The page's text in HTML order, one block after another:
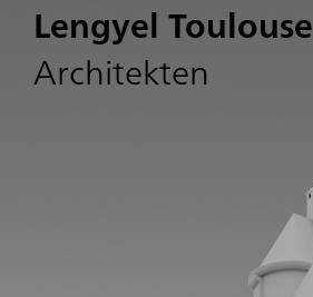
Lengyel Toulouse
Architekten